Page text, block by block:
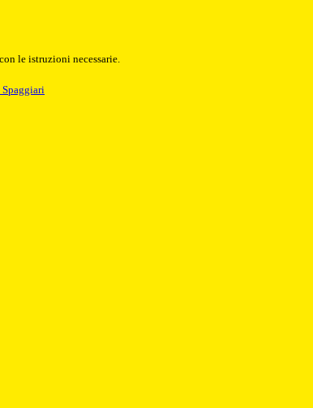
le istruzioni necessarie.